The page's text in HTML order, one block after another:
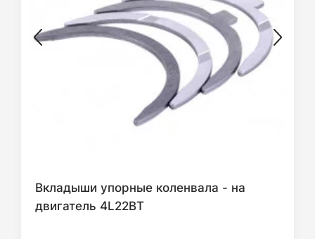
Вкладыши упорные коленвала - на
двигатель 4L22BT